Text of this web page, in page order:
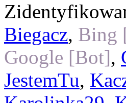
Biegacz, Bing
Google [Bot],
JestemTu,